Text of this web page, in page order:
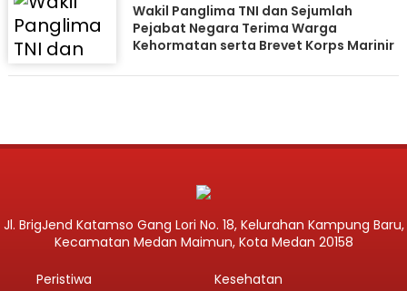
Wakil Panglima TNI dan Sejumlah
Pejabat Negara Terima Warga
Kehormatan serta Brevet Korps Marinir
Jl. BrigJend Katamso Gang Lori No. 18, Kelurahan Kampung Baru,
Kecamatan Medan Maimun, Kota Medan 20158
Peristiwa
Kesehatan